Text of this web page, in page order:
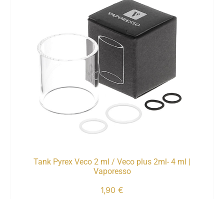
Tank Pyrex Veco 2 ml / Veco plus 2ml- 4 ml |
Vaporesso
1,90 €